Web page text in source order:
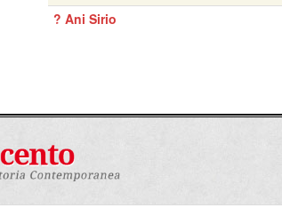
? Ani Sirio